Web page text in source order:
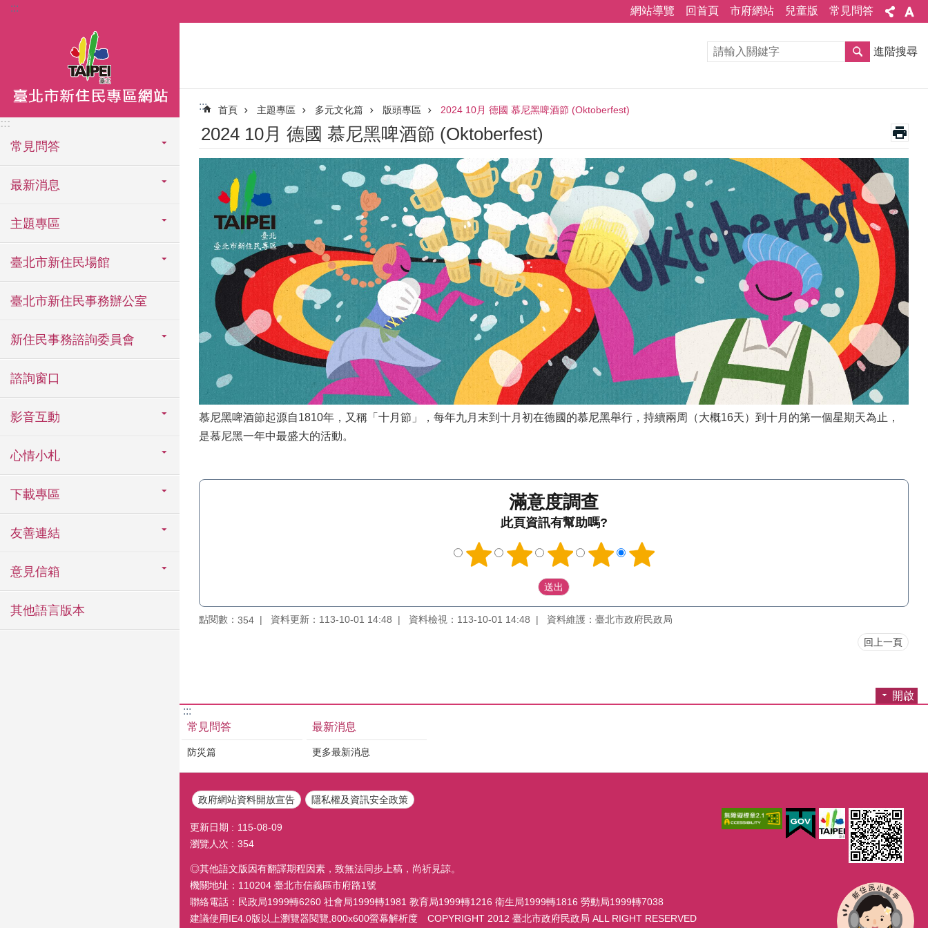
跳到主要內容區塊
::: 網站導覽 回首頁 市府網站 兒童版 常見問答
:::
常見問答
最新消息
主題專區
臺北市新住民場館
臺北市新住民事務辦公室
新住民事務諮詢委員會
諮詢窗口
影音互動
心情小札
下載專區
友善連結
意見信箱
其他語言版本
進階搜尋
::: 首頁 主題專區 多元文化篇 版頭專區 2024 10月 德國 慕尼黑啤酒節 (Oktoberfest)
2024 10月 德國 慕尼黑啤酒節 (Oktoberfest)
慕尼黑啤酒節起源自1810年，又稱「十月節」，每年九月末到十月初在德國的慕尼黑舉行，持續兩周（大概16天）到十月的第一個星期天為止，
是慕尼黑一年中最盛大的活動。
滿意度調查
此頁資訊有幫助嗎?
點閱數： 354 資料更新：113-10-01 14:48 資料檢視：113-10-01 14:48 資料維護：臺北市政府民政局
回上一頁
開啟
:::
常見問答
防災篇
最新消息
更多最新消息
政府網站資料開放宣告 隱私權及資訊安全政策
更新日期
115-08-09
瀏覽人次
354
◎其他語文版因有翻譯期程因素，致無法同步上稿，尚祈見諒。
機關地址：110204 臺北市信義區市府路1號
聯絡電話：民政局1999轉6260 社會局1999轉1981 教育局1999轉1216 衛生局1999轉1816 勞動局1999轉7038
建議使用IE4.0版以上瀏覽器閱覽,800x600螢幕解析度 COPYRIGHT 2012 臺北市政府民政局 ALL RIGHT RESERVED